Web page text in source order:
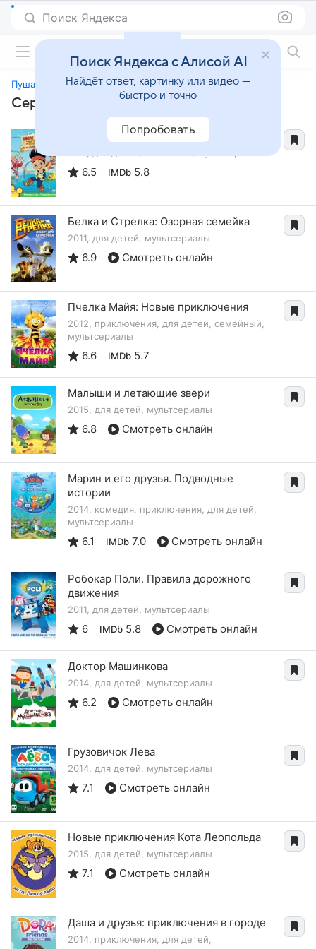
Поиск Яндекса
Пушастики
Сериалы, похожие на «Пушастики»
Джейк и пираты Нетландии
6.5 IMDb 5.8
Белка и Стрелка: Озорная семейка
2011, для детей, мультсериалы
6.9 Смотреть онлайн
Пчелка Майя: Новые приключения
2012, приключения, для детей, семейный,
мультсериалы
6.6 IMDb 5.7
Малыши и летающие звери
2015, для детей, мультсериалы
6.8 Смотреть онлайн
Марин и его друзья. Подводные
истории
2014, комедия, приключения, для детей,
мультсериалы
6.1 IMDb 7.0 Смотреть онлайн
Робокар Поли. Правила дорожного
движения
2011, для детей, мультсериалы
6 IMDb 5.8 Смотреть онлайн
Доктор Машинкова
2014, для детей, мультсериалы
6.2 Смотреть онлайн
Грузовичок Лева
2014, для детей, мультсериалы
7.1 Смотреть онлайн
Новые приключения Кота Леопольда
2015, для детей, мультсериалы
7.1 Смотреть онлайн
Даша и друзья: приключения в городе
2014, приключения, для детей,
Поиск Яндекса с Алисой AI
Найдёт ответ, картинку или видео —
быстро и точно
Попробовать